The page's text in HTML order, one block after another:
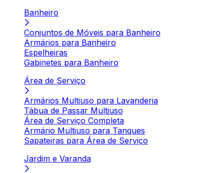
Banheiro
Conjuntos de Móveis para Banheiro
Armários para Banheiro
Espelheiras
Gabinetes para Banheiro
Área de Serviço
Armários Multiuso para Lavanderia
Tábua de Passar Multiuso
Área de Serviço Completa
Armário Multiuso para Tanques
Sapateiras para Área de Serviço
Jardim e Varanda